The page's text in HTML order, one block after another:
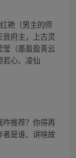
艳（男主的师
府主，上古灵
莹（墨盈盈青云
若心、凌仙
推荐？你得再
是谁、讲啥故